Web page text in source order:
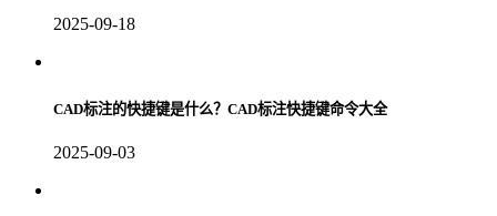
2025-09-18
CAD标注的快捷键是什么？CAD标注快捷键命令大全
2025-09-03